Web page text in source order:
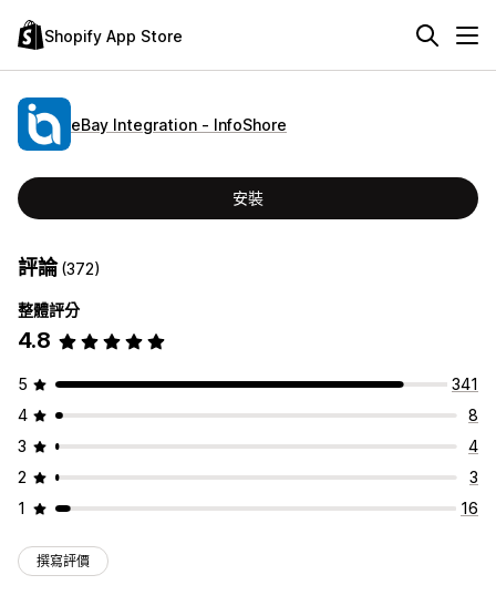
Shopify App Store
eBay Integration ‑ InfoShore
安裝
評論(372)
整體評分
4.8
5
341
4
8
3
4
2
3
1
16
撰寫評價